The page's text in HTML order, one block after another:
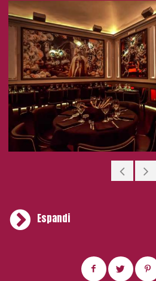
Design elegante ed
Il progetto è stato affidato allo
Partnersche per il design degli
alla Milano del dopoguerra, della
economico, della grande
meneghina: il pavimento richiama
il ceppo di Gré delle cave del
del ristorante, a losanghe di
Campiglio di Portaluppi, così come
le mensole rievocano la Torre
sedute invece è stato scelto Gio
Espandi
dall’imprenditore Fabrizio
i locali. E se lo Sharivari è aperto